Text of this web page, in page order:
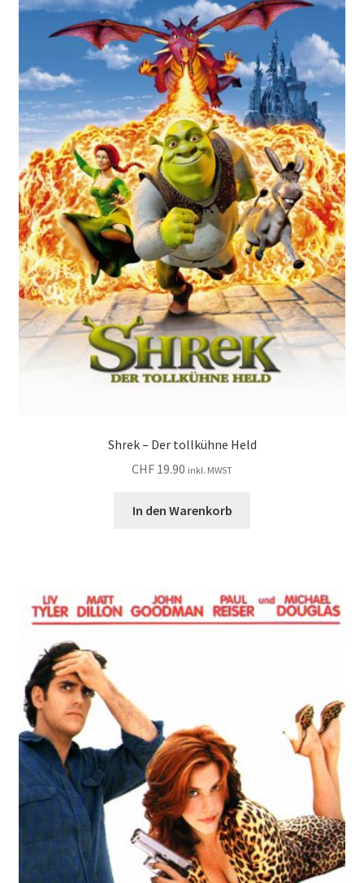
Shrek – Der tollkühne Held
CHF 19.90 inkl. MWST
In den Warenkorb